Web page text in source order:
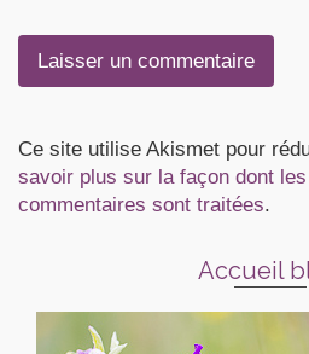
Ce site utilise Akismet pour
savoir plus sur la façon dont
commentaires sont traitées.
Accueil